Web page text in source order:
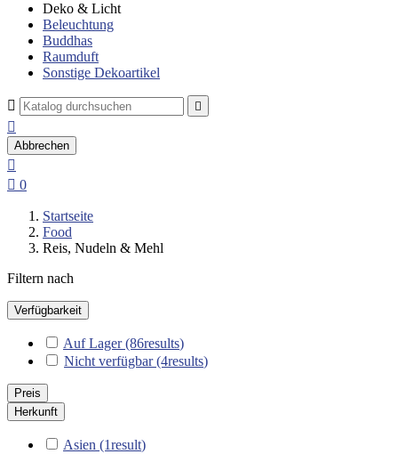
Deko & Licht
Beleuchtung
Buddhas
Raumduft
Sonstige Dekoartikel
 

Abbrechen

 0
Startseite
Food
Reis, Nudeln & Mehl
Filtern nach
Verfügbarkeit
Auf Lager(86results)
Nicht verfügbar(4results)
Preis
Herkunft
Asien (1result)